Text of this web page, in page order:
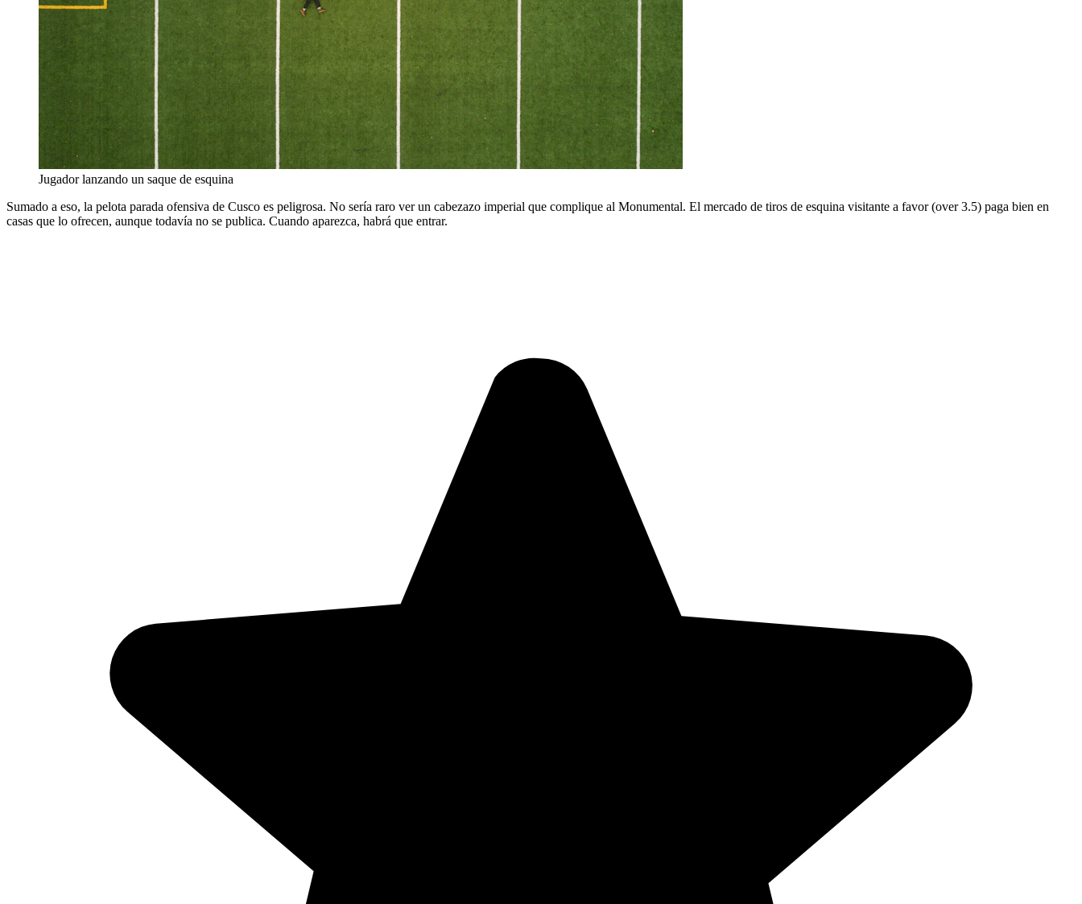
Jugador lanzando un saque de esquina
Sumado a eso, la pelota parada ofensiva de Cusco es peligrosa. No sería raro ver un cabezazo imperial que complique al Monumental. El mercado de tiros de esquina visitante a favor (over 3.5) paga bien en
casas que lo ofrecen, aunque todavía no se publica. Cuando aparezca, habrá que entrar.